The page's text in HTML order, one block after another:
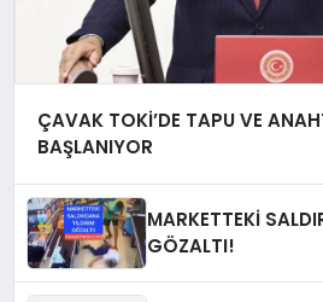
ÇAVAK TOKİ’DE TAPU VE
BAŞLANIYOR
MARKETTEKİ
GÖZALTI!